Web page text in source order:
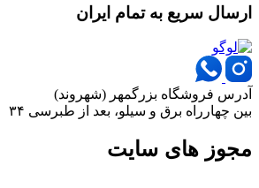
ارسال سریع به تمام ایران
آدرس فروشگاه بزرگمهر (شهروند)
بین چهارراه برق و سیلو، بعد از طبرسی ۳۴
مجوز های سایت